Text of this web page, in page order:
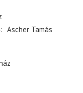
Ascher Tamás